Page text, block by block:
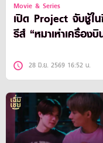
Movie & Series
เปิด Project จับชู้ใ
รีส์ “หมาเห่าเครื่องบิ
28 มิ.ย. 2569 16:52 น.